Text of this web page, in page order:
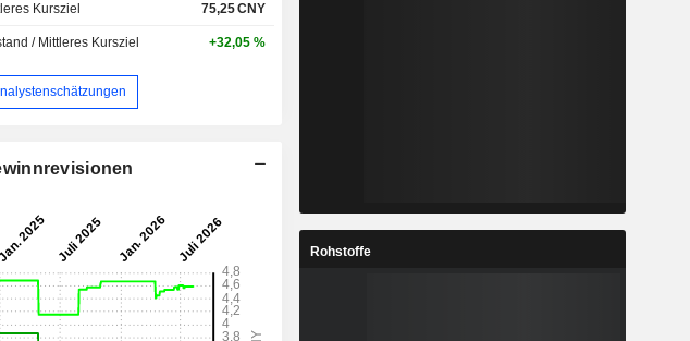
0,77x
3,88 % 2,83 %
43,43 % 30,52 %
52,49 % 45,31 % 39,67 %
Kursziel 75,25CNY
/ Mittleres Kursziel +32,05 %
Rohstoffe